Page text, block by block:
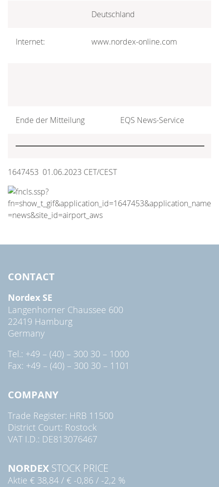
Deutschland
Internet: www.nordex-online.com
Ende der Mitteilung EQS News-Service
1647453 01.06.2023 CET/CEST
CONTACT
Nordex SE
Langenhorner Chaussee 600
22419 Hamburg
Germany
Tel.: +49 – (40) – 300 30 – 1000
Fax: +49 – (40) – 300 30 – 1101
COMPANY
Trade Register: HRB 11500
District Court: Rostock
VAT I.D.: DE813076467
NORDEX STOCK PRICE
Aktie € 38,84 / € -0,86 / -2,2 %